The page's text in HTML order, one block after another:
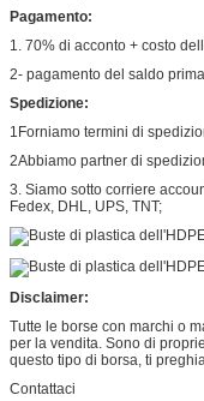
Pagamento:
1. 70% di acconto + costo
2- pagamento del saldo
Spedizione:
1Forniamo termini di
2Abbiamo partner di
3. Siamo sotto corriere
Fedex, DHL, UPS, TNT;
Disclaimer:
Tutte le borse con marchi o
per la vendita. Sono di
questo tipo di borsa, ti
Contattaci